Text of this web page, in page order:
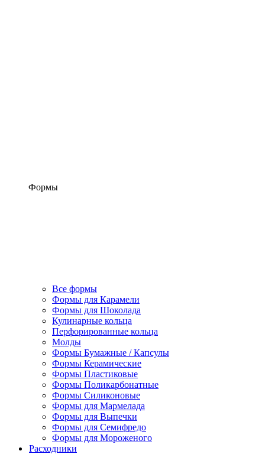
Формы
Все формы
Формы для Карамели
Формы для Шоколада
Кулинарные кольца
Перфорированные кольца
Молды
Формы Бумажные / Капсулы
Формы Керамические
Формы Пластиковые
Формы Поликарбонатные
Формы Силиконовые
Формы для Мармелада
Формы для Выпечки
Формы для Семифредо
Формы для Мороженого
Расходники